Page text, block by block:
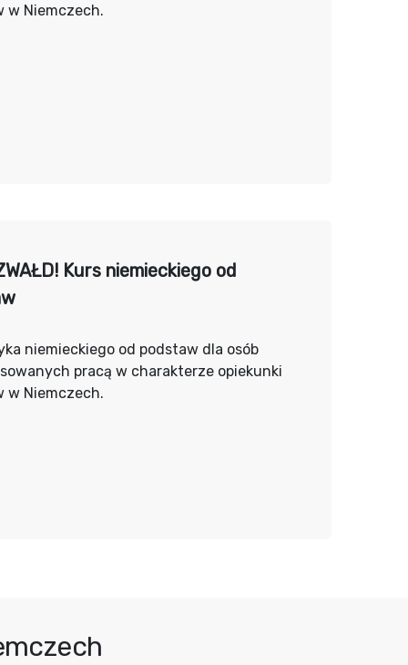
w Niemczech.
Kurs niemieckiego od
niemieckiego od podstaw dla osób
pracą w charakterze opiekunki
w Niemczech.